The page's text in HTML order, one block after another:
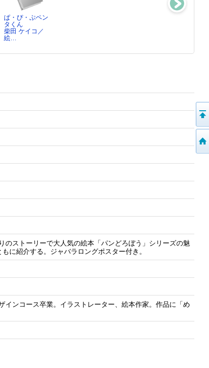
ぱ・ぴ・ぷペン
タくん
柴田 ケイコ／
絵…
ストーリーで大人気の絵本「パンどろぼう」シリーズの魅
に紹介する。ジャバラロングポスター付き。
ンコース卒業。イラストレーター、絵本作家。作品に「め